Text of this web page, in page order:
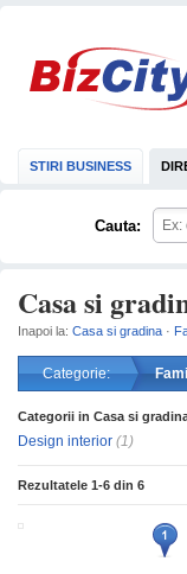
STIRI BUSINESS
Cauta:
Casa si
Inapoi la: Casa si gradina ·
Categorie:
Categorii in Casa si
Design interior (1)
Rezultatele 1-6 din 6